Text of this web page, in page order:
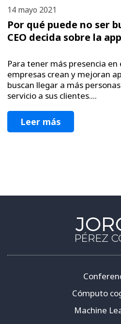
14 mayo 2021
Por qué puede no ser
CEO decida sobre la
Para tener más presencia
empresas crean y mejoran
buscan llegar a más
servicio a sus clientes....
Leer más
Cómputo
Machine